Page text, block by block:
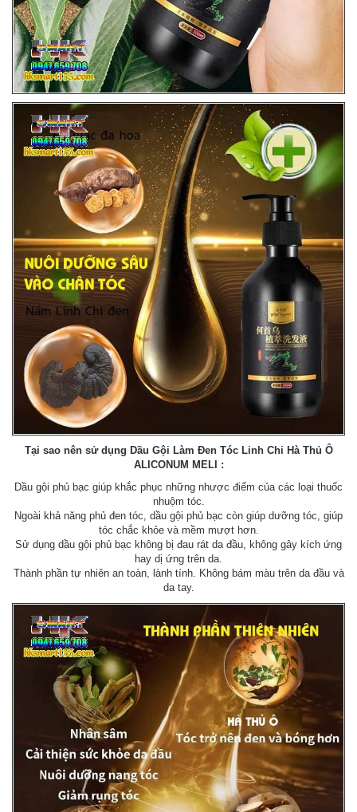
Tại sao nên sử dụng Dầu Gội Làm Đen Tóc Linh Chi Hà Thủ Ô
ALICONUM MELI :
Dầu gội phủ bạc giúp khắc phục những nhược điểm của các loại thuốc
nhuộm tóc.
Ngoài khả năng phủ đen tóc, dầu gội phủ bạc còn giúp dưỡng tóc, giúp
tóc chắc khỏe và mềm mượt hơn.
Sử dụng dầu gội phủ bạc không bị đau rát da đầu, không gây kích ứng
hay dị ứng trên da.
Thành phần tự nhiên an toàn, lành tính. Không bám màu trên da đầu và
da tay.